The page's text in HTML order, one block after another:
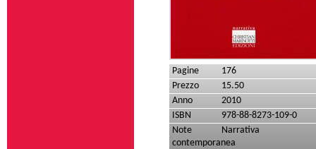
Pagine
176
Prezzo
15.50
Anno
2010
ISBN
978-88-8273-109-0
Note
Narrativa
contemporanea